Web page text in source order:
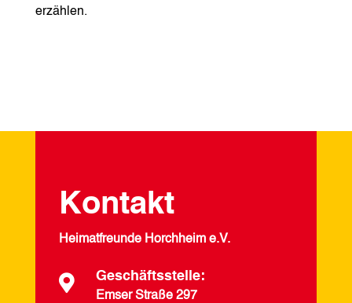
erzählen.
Kontakt
Heimatfreunde Horchheim e.V.
 Geschäftsstelle:
Emser Straße 297